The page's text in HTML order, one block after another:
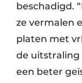
beschadigd.
ze vermalen
platen met
de
een beter